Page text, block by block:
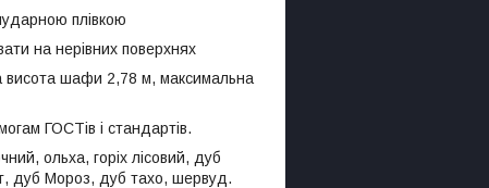
плівкою
на нерівних поверхнях
шафи 2,78 м, максимальна
ГОСТів і стандартів.
ольха, горіх лісовий, дуб
дуб Мороз, дуб тахо, шервуд.